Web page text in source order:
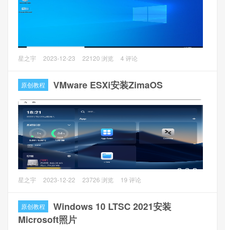
（2）SAP HANA STUDIO 2（IMC_STUDIO2_275_0-
VMware Workstation是非常好用的虚拟化软件，常用于开
的精简版本。
1 安装前准备
（1）下载安装VMware Workstation 16 Pro 16.1.0 build-
17198959
（2）Tiny 10 23H2镜像
2 虚拟环境
新建Windows 10的虚拟化环境。
星之宇 2023-12-23 22120 浏览 4 评论
原创教程 VMware ESXi安装ZimaOS
开源NAS系统ZimaOS是从CasaOS进化而来的，主要是不再
现一些简单的NAS功能。
1、安装准备
星之宇 2023-12-22 23726 浏览 19 评论
原创教程
Windows 10 LTSC 2021安装
Microsoft照片